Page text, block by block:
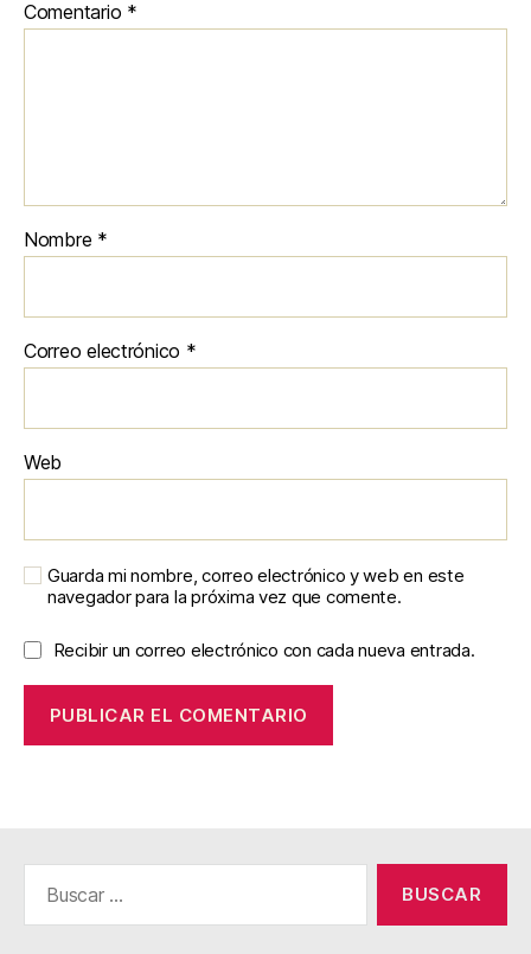
Comentario *
Nombre *
Correo electrónico *
Web
Guarda mi nombre, correo electrónico y web en este
navegador para la próxima vez que comente.
Recibir un correo electrónico con cada nueva entrada.